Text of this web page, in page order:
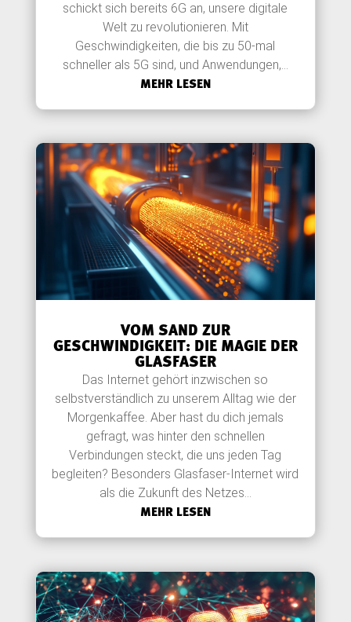
schickt sich bereits 6G an, unsere digitale
Welt zu revolutionieren. Mit
Geschwindigkeiten, die bis zu 50-mal
schneller als 5G sind, und Anwendungen,...
MEHR LESEN
VOM SAND ZUR
GESCHWINDIGKEIT: DIE MAGIE DER
GLASFASER
Das Internet gehört inzwischen so
selbstverständlich zu unserem Alltag wie der
Morgenkaffee. Aber hast du dich jemals
gefragt, was hinter den schnellen
Verbindungen steckt, die uns jeden Tag
begleiten? Besonders Glasfaser-Internet wird
als die Zukunft des Netzes...
MEHR LESEN